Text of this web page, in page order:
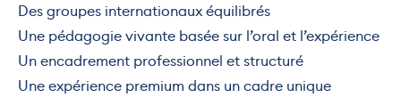
Des groupes internationaux équilibrés
Une pédagogie vivante basée sur l’oral et l’expérience
Un encadrement professionnel et structuré
Une expérience premium dans un cadre unique